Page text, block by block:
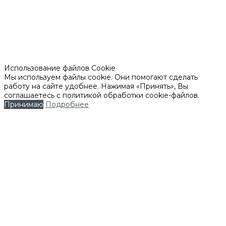
Использование файлов Cookie
Мы используем файлы cookie. Они помогают сделать
работу на сайте удобнее. Нажимая «Принять», Вы
соглашаетесь с политикой обработки cookie-файлов.
Принимаю Подробнее